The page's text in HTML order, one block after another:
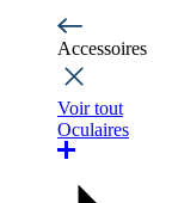
Accessoires
Voir tout
Oculaires